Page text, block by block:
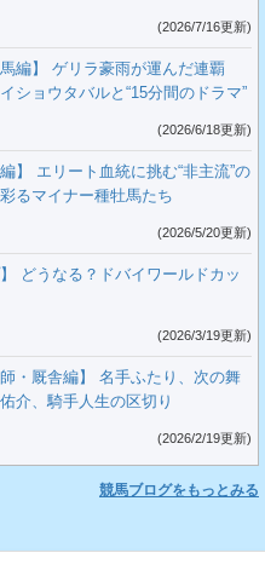
(2026/7/16更新)
編】 ゲリラ豪雨が運んだ連覇
ョウタバルと“15分間のドラマ”
(2026/6/18更新)
】 エリート血統に挑む“非主流”の
るマイナー種牡馬たち
(2026/5/20更新)
どうなる？ドバイワールドカッ
(2026/3/19更新)
・厩舎編】 名手ふたり、次の舞
介、騎手人生の区切り
(2026/2/19更新)
競馬ブログをもっとみる